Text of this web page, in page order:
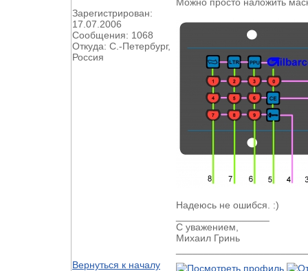
Зарегистрирован:
17.07.2006
Сообщения: 1068
Откуда: С.-Петербург,
Россия
Надеюсь не ошибся. :)
С уважением,
Михаил Гринь
Вернуться к началу